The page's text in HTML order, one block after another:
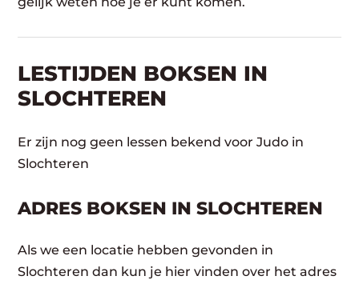
LESTIJDEN BOKSEN IN
SLOCHTEREN
Er zijn nog geen lessen bekend voor Judo in
Slochteren
ADRES BOKSEN IN SLOCHTEREN
Als we een locatie hebben gevonden in
Slochteren dan kun je hier vinden over het adres